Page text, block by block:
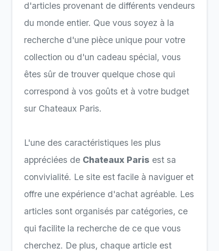
d'articles provenant de différents vendeurs
du monde entier. Que vous soyez à la
recherche d'une pièce unique pour votre
collection ou d'un cadeau spécial, vous
êtes sûr de trouver quelque chose qui
correspond à vos goûts et à votre budget
sur Chateaux Paris.
L'une des caractéristiques les plus
appréciées de Chateaux Paris est sa
convivialité. Le site est facile à naviguer et
offre une expérience d'achat agréable. Les
articles sont organisés par catégories, ce
qui facilite la recherche de ce que vous
cherchez. De plus, chaque article est